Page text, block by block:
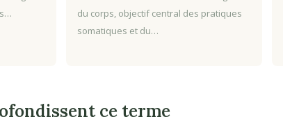
du corps, objectif central des pratiques
somatiques et du…
ce terme